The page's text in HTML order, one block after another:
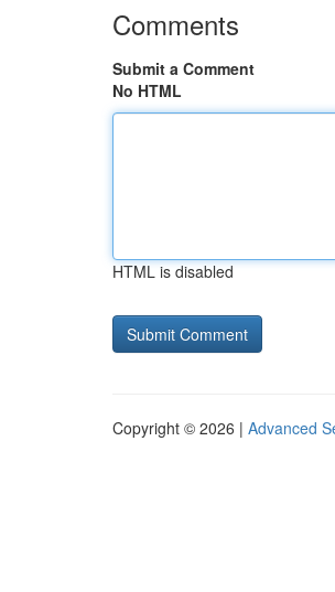
Comments
Submit a Comment
No HTML
HTML is disabled
Copyright © 2026 | Advanced